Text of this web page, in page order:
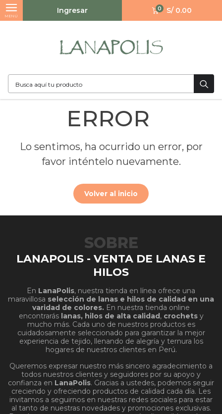
MENÚ
Ingresar 0 S/ 0.00
ERROR
Lo sentimos, ha ocurrido un error, por
favor inténtelo nuevamente.
Volver al inicio
SOBRE
LANAPOLIS - VENTA DE LANAS E
HILOS
En LanaPolis, nuestra tienda en línea ofrece una
maravillosa selección de lanas e hilos de calidad en una
varidad de colores. En nuestra tienda online
encontrarás lanas, hilos de alta calidad, crochets y
mucho más. Cada uno de nuestros productos es
cuidadosamente seleccionado para garantizar la mejor
experiencia de tejido, llenando de alegría y ternura los
hogares de nuestros clientes en Perú.
Queremos expresar nuestro más sincero agradecimiento a
todos nuestros clientes y seguidores por su apoyo y
confianza en LanaPolis. Gracias a ustedes, podemos seguir
creciendo y ofreciendo productos de calidad cada día. Les
invitamos a seguirnos en nuestras redes sociales para estar
al tanto de nuestras novedades y promociones exclusivas.